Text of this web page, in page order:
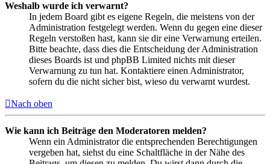
Weshalb wurde ich verwarnt?
In jedem Board gibt es eigene Regeln, die meistens von der
Administration festgelegt werden. Wenn du gegen eine dieser
Regeln verstoßen hast, kann sie dir eine Verwarnung erteilen.
Bitte beachte, dass dies die Entscheidung der Administration
dieses Boards ist und phpBB Limited nichts mit dieser
Verwarnung zu tun hat. Kontaktiere einen Administrator,
sofern du die nicht sicher bist, wieso du verwarnt wurdest.
Nach oben
Wie kann ich Beiträge den Moderatoren melden?
Wenn ein Administrator die entsprechenden Berechtigungen
vergeben hat, siehst du eine Schaltfläche in der Nähe des